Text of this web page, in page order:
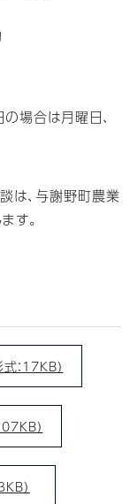
合は月曜日、
は、与謝野町農業
す。
：17KB）
）
）